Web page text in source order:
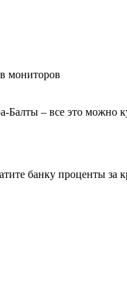
мониторов
Балты – все это можно
банку проценты за